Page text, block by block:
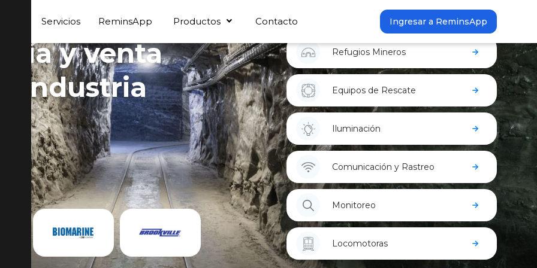
Servicios ReminsApp Productos Contacto Ingresar a ReminsApp
y venta
industria
Refugios Mineros
Equipos de Rescate
Iluminación
Comunicación y Rastreo
Monitoreo
Locomotoras